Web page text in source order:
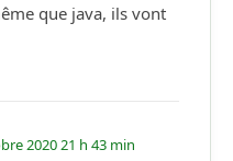
que java, ils vont
2020 21 h 43 min